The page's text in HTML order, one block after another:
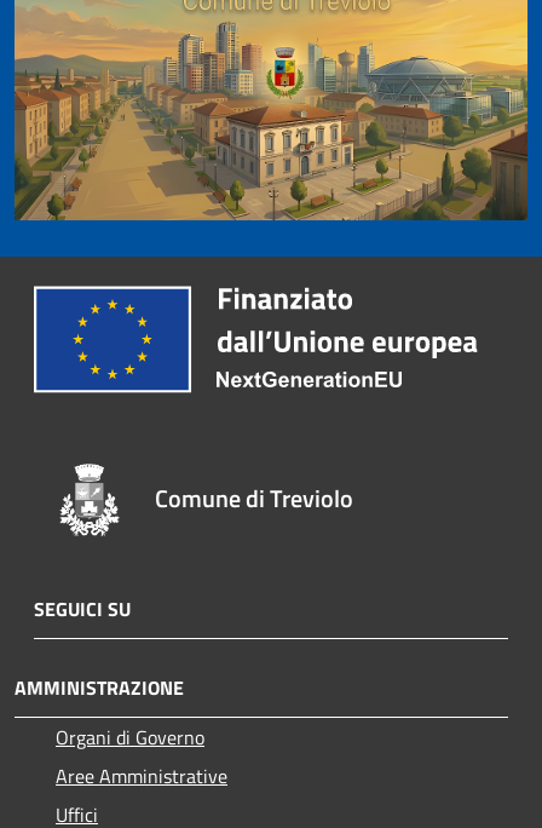
Comune di Treviolo
SEGUICI SU
AMMINISTRAZIONE
Organi di Governo
Aree Amministrative
Uffici